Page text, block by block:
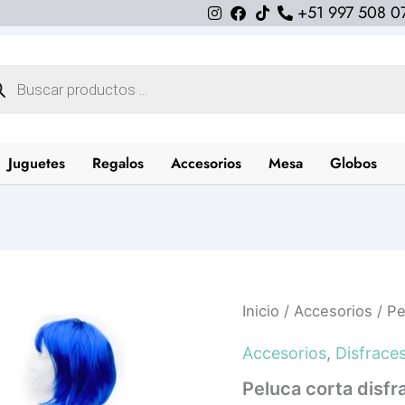
+51 997 508
Juguetes Regalos Accesorios Mesa Globos
Inicio / Accesorios /
Accesorios,
Peluca corta
Peluca
azul
cantidad